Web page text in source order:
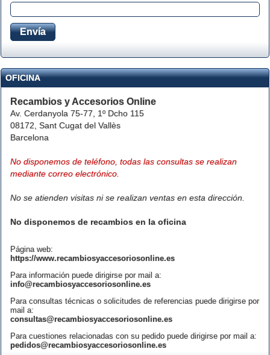
OFICINA
Recambios y Accesorios Online
Av. Cerdanyola 75-77, 1º Dcho 115
08172, Sant Cugat del Vallès
Barcelona
No disponemos de teléfono, todas las consultas se realizan
mediante correo electrónico.
No se atienden visitas ni se realizan ventas en esta dirección.
No disponemos de recambios en la oficina
Página web:
https://www.recambiosyaccesoriosonline.es
Para información puede dirigirse por mail a:
info@recambiosyaccesoriosonline.es
Para consultas técnicas o solicitudes de referencias puede dirigirse por
mail a:
consultas@recambiosyaccesoriosonline.es
Para cuestiones relacionadas con su pedido puede dirigirse por mail a:
pedidos@recambiosyaccesoriosonline.es